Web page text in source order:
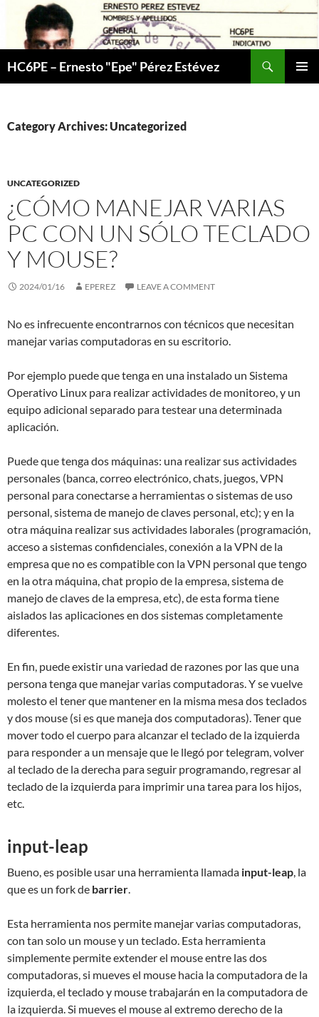
content
HC6PE – Ernesto "Epe" Pérez Estévez
Category Archives: Uncategorized
UNCATEGORIZED
¿CÓMO MANEJAR VARIAS
PC CON UN SÓLO TECLADO
Y MOUSE?
2024/01/16 EPEREZ LEAVE A COMMENT
No es infrecuente encontrarnos con técnicos que necesitan
manejar varias computadoras en su escritorio.
Por ejemplo puede que tenga en una instalado un Sistema
Operativo Linux para realizar actividades de monitoreo, y un
equipo adicional separado para testear una determinada
aplicación.
Puede que tenga dos máquinas: una realizar sus actividades
personales (banca, correo electrónico, chats, juegos, VPN
personal para conectarse a herramientas o sistemas de uso
personal, sistema de manejo de claves personal, etc); y en la
otra máquina realizar sus actividades laborales (programación,
acceso a sistemas confidenciales, conexión a la VPN de la
empresa que no es compatible con la VPN personal que tengo
en la otra máquina, chat propio de la empresa, sistema de
manejo de claves de la empresa, etc), de esta forma tiene
aislados las aplicaciones en dos sistemas completamente
diferentes.
En fin, puede existir una variedad de razones por las que una
persona tenga que manejar varias computadoras. Y se vuelve
molesto el tener que mantener en la misma mesa dos teclados
y dos mouse (si es que maneja dos computadoras). Tener que
mover todo el cuerpo para alcanzar el teclado de la izquierda
para responder a un mensaje que le llegó por telegram, volver
al teclado de la derecha para seguir programando, regresar al
teclado de la izquierda para imprimir una tarea para los hijos,
etc.
input-leap
Bueno, es posible usar una herramienta llamada input-leap, la
que es un fork de barrier.
Esta herramienta nos permite manejar varias computadoras,
con tan solo un mouse y un teclado. Esta herramienta
simplemente permite extender el mouse entre las dos
computadoras, si mueves el mouse hacia la computadora de la
izquierda, el teclado y mouse trabajarán en la computadora de
la izquierda. Si mueves el mouse al extremo derecho de la